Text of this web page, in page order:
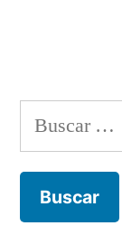
Buscar: